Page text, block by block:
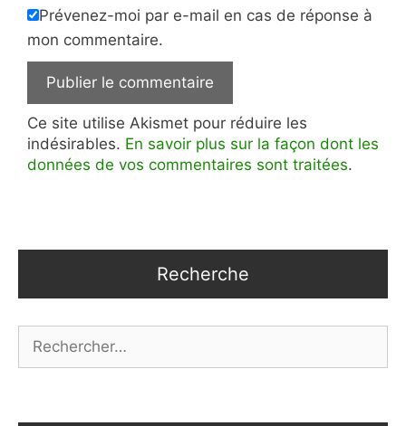
Prévenez-moi par e-mail en cas de réponse à
mon commentaire.
Ce site utilise Akismet pour réduire les
indésirables. En savoir plus sur la façon dont les
données de vos commentaires sont traitées.
Recherche